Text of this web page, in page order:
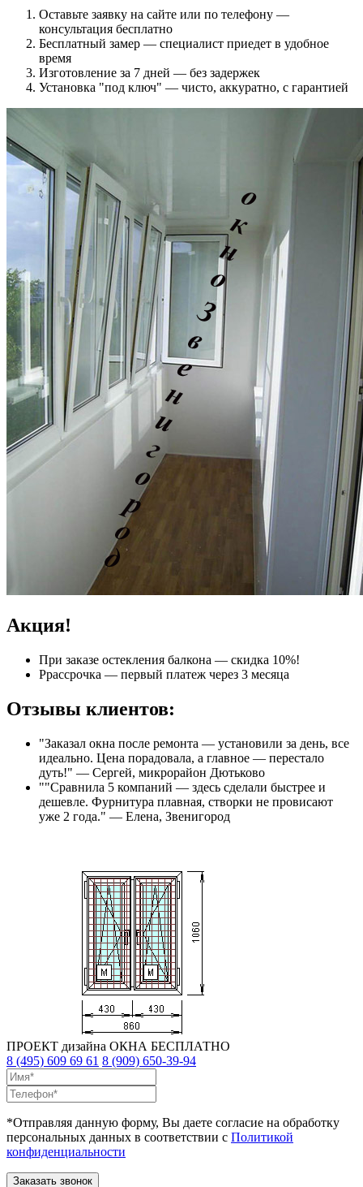
Оставьте заявку на сайте или по телефону —
консультация бесплатно
Бесплатный замер — специалист приедет в удобное
время
Изготовление за 7 дней — без задержек
Установка "под ключ" — чисто, аккуратно, с гарантией
Акция!
При заказе остекления балкона — скидка 10%!
Ррассрочка — первый платеж через 3 месяца
Отзывы клиентов:
"Заказал окна после ремонта — установили за день, все
идеально. Цена порадовала, а главное — перестало
дуть!" — Сергей, микрорайон Дютьково
""Сравнила 5 компаний — здесь сделали быстрее и
дешевле. Фурнитура плавная, створки не провисают
уже 2 года." — Елена, Звенигород
ПРОЕКТ дизайна ОКНА БЕСПЛАТНО
8 (495) 609 69 61 8 (909) 650-39-94
*Отправляя данную форму, Вы даете согласие на обработку
персональных данных в соответствии с Политикой
конфиденциальности